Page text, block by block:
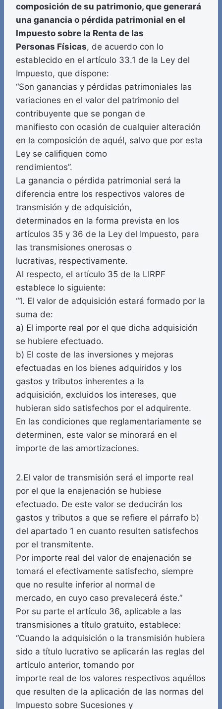
composición de su patrimonio, que generará
una ganancia o pérdida patrimonial en el
Impuesto sobre la Renta de las
Personas Físicas, de acuerdo con lo
establecido en el artículo 33.1 de la Ley del
Impuesto, que dispone:
“Son ganancias y pérdidas patrimoniales las
variaciones en el valor del patrimonio del
contribuyente que se pongan de
manifiesto con ocasión de cualquier alteración
en la composición de aquél, salvo que por esta
Ley se califiquen como
rendimientos”.
La ganancia o pérdida patrimonial será la
diferencia entre los respectivos valores de
transmisión y de adquisición,
determinados en la forma prevista en los
artículos 35 y 36 de la Ley del Impuesto, para
las transmisiones onerosas o
lucrativas, respectivamente.
Al respecto, el artículo 35 de la LIRPF
establece lo siguiente:
“1. El valor de adquisición estará formado por la
suma de:
a) El importe real por el que dicha adquisición
se hubiere efectuado.
b) El coste de las inversiones y mejoras
efectuadas en los bienes adquiridos y los
gastos y tributos inherentes a la
adquisición, excluidos los intereses, que
hubieran sido satisfechos por el adquirente.
En las condiciones que reglamentariamente se
determinen, este valor se minorará en el
importe de las amortizaciones.
2.El valor de transmisión será el importe real
por el que la enajenación se hubiese
efectuado. De este valor se deducirán los
gastos y tributos a que se refiere el párrafo b)
del apartado 1 en cuanto resulten satisfechos
por el transmitente.
Por importe real del valor de enajenación se
tomará el efectivamente satisfecho, siempre
que no resulte inferior al normal de
mercado, en cuyo caso prevalecerá éste.”
Por su parte el artículo 36, aplicable a las
transmisiones a título gratuito, establece:
“Cuando la adquisición o la transmisión hubiera
sido a título lucrativo se aplicarán las reglas del
artículo anterior, tomando por
importe real de los valores respectivos aquéllos
que resulten de la aplicación de las normas del
Impuesto sobre Sucesiones y